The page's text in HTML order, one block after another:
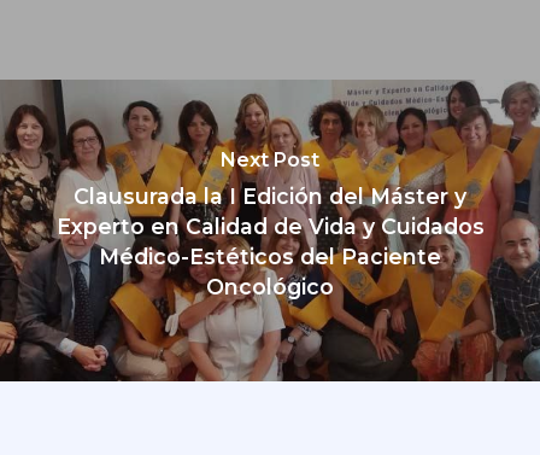
Next Post
Clausurada la I Edición del Máster y
Experto en Calidad de Vida y Cuidados
Médico-Estéticos del Paciente
Oncológico